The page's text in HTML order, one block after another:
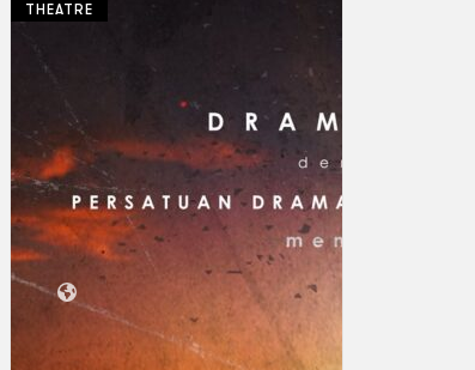
Koleksi Kami
Teater
Tarian
Artikel
Penapisan
Sejarah Lisan
Mengenai Kami
Hubungi Kami
EN
THEATRE